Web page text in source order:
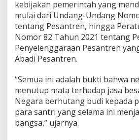
kebijakan pemerintah yang
mulai dari Undang-Undang
tentang Pesantren, hingga
Nomor 82 Tahun 2021 tentang
Penyelenggaraan Pesantren
Abadi Pesantren.
“Semua ini adalah bukti bahwa
menutup mata terhadap jasa
Negara berhutang budi kepada
para santri yang selama ini
bangsa,” ujarnya.